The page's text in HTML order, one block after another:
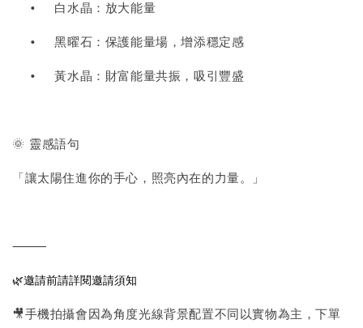
• 白水晶：放大能量
• 黑曜石：保護能量場，增添穩定感
• 黃水晶：財富能量共振，吸引豐盛
🌞 靈感語句
「讓太陽住進你的手心，照亮內在的力量。」
⸻
🌿邀請前請詳閱邀請須知
🎥手機拍攝會因為角度光線背景配置不同以實物為主，下單